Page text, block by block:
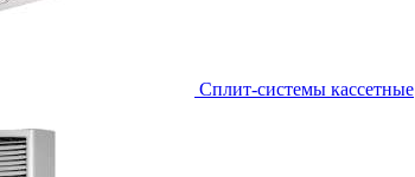
Сплит-системы кассетные